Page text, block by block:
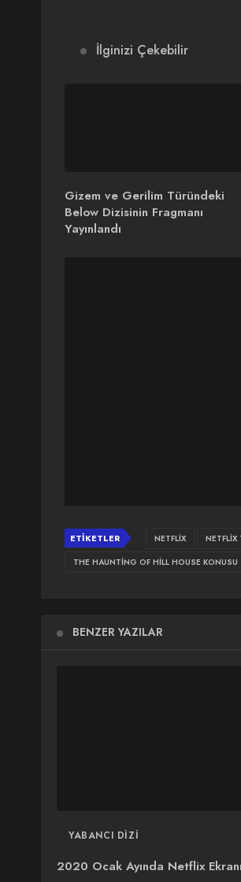
İlginizi Çekebilir
Gizem ve Gerilim Türündeki
Below Dizisinin Fragmanı
Yayınlandı
ETIKETLER NETFLIX NETFLIX
THE HAUNTING OF HILL HOUSE KONUSU
BENZER YAZILAR
YABANCI DIZI
2020 Ocak Ayında Netflix